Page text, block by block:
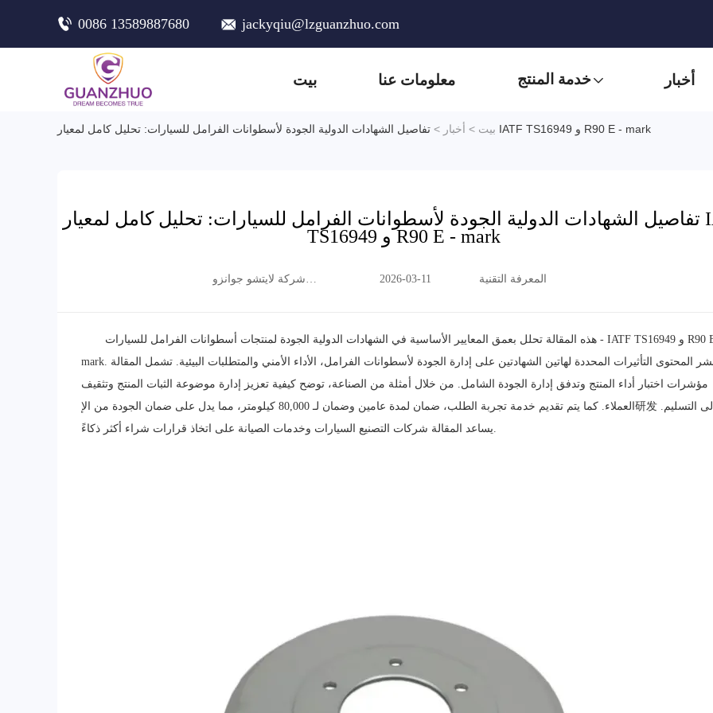
0086 13589887680 jackyqiu@lzguanzhuo.com
بيت معلومات عنا خدمة المنتج أخبار
بيت > أخبار > تفاصيل الشهادات الدولية الجودة لأسطوانات الفرامل للسيارات: تحليل كامل لمعيار IATF TS16949 و R90 E - mark
تفاصيل الشهادات الدولية الجودة لأسطوانات الفرامل للسيارات: تحليل كامل لمعيار IATF
TS16949 و R90 E - mark
شركة لايتشو جوانزو
2026-03-11 المعرفة التقنية
هذه المقالة تحلل بعمق المعايير الأساسية في الشهادات الدولية الجودة لمنتجات أسطوانات الفرامل للسيارات - IATF TS16949 و R90 E -
mark. تنشر المحتوى التأثيرات المحددة لهاتين الشهادتين على إدارة الجودة لأسطوانات الفرامل، الأداء الأمني والمتطلبات البيئية. تشمل المقالة
مؤشرات اختبار أداء المنتج وتدفق إدارة الجودة الشامل. من خلال أمثلة من الصناعة، توضح كيفية تعزيز إدارة موضوعة الثبات المنتج وتثقيف
العملاء. كما يتم تقديم خدمة تجربة الطلب، ضمان لمدة عامين وضمان لـ 80,000 كيلومتر، مما يدل على ضمان الجودة من الإ研发 إلى التسليم.
يساعد المقالة شركات التصنيع السيارات وخدمات الصيانة على اتخاذ قرارات شراء أكثر ذكاءً.